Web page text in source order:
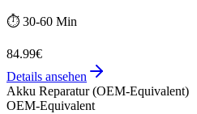
⏱️ 30-60 Min
84.99€
Details ansehen
Akku Reparatur (OEM-Equivalent)
OEM-Equivalent